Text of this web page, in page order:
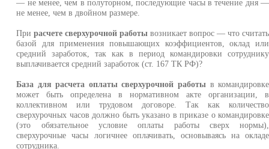
— не менее, чем в полуторном, последующие часы в течение дня —
не менее, чем в двойном размере.
Прирасчете сверхурочной работы возникает вопрос — что считать
базой для применения повышающих коэффициентов, оклад или
средний заработок, так как в период командировки сотруднику
выплачивается средний заработок (ст. 167 ТК РФ)?
База для расчета оплаты сверхурочной работы в командировке
может быть определена в нормативном акте организации, в
коллективном или трудовом договоре. Так как количество
сверхурочных часов должно быть указано в приказе о командировке
(это обязательное условие оплаты работы сверх нормы),
сверхурочные часы логичнее оплачивать, основываясь на окладе
сотрудника.